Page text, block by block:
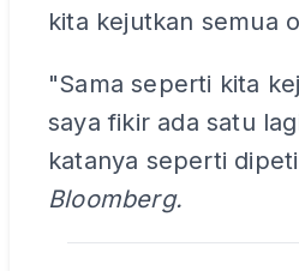
kita kejutkan semua
"Sama seperti kita
saya fikir ada satu
katanya seperti
Bloomberg.